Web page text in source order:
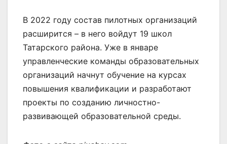
В 2022 году состав пилотных организаций
расширится – в него войдут 19 школ
Татарского района. Уже в январе
управленческие команды образовательных
организаций начнут обучение на курсах
повышения квалификации и разработают
проекты по созданию личностно-
развивающей образовательной среды.